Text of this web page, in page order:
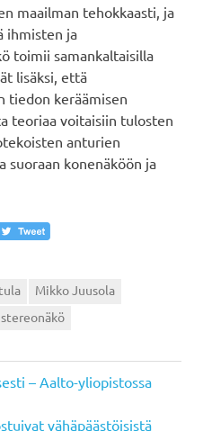
maailman tehokkaasti, ja
ihmisten ja
toimii samankaltaisilla
lisäksi, että
tiedon keräämisen
teoriaa voitaisiin tulosten
anturien
suoraan konenäköön ja
Mikko Juusola
stereonäkö
– Aalto-yliopistossa
vähäpäästöisistä